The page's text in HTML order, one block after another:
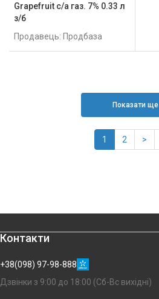
Grapefruit с/а газ. 7% 0.33 л
з/б
Продавець: Продбаза
Показати ще
1 2 >
Контакти
+38(098) 97-98-888
Дзвінки з 9:00 до 18:00 (Сб-Вс вихідні)